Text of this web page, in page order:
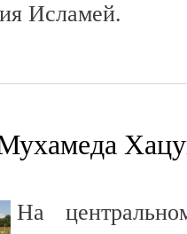
Исламей.
На